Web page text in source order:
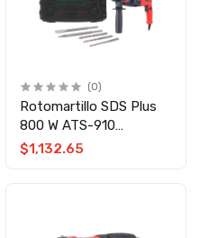
(0)
Rotomartillo SDS Plus
800 W ATS-910
DEWINNER
$1,132.65